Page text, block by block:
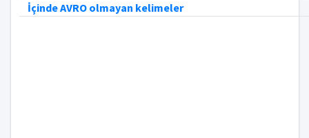
İçinde AVRO olmayan kelimeler